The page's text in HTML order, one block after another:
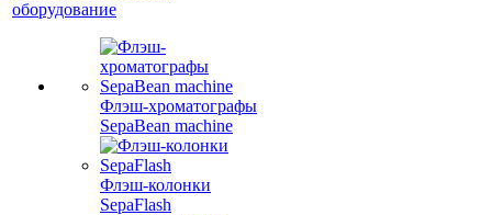
оборудование
Флэш-хроматографы
SepaBean machine
Флэш-колонки
SepaFlash